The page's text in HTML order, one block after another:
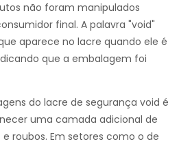
não foram manipulados
final. A palavra "void"
aparece no lacre quando ele é
que a embalagem foi
do lacre de segurança void é
uma camada adicional de
roubos. Em setores como o de